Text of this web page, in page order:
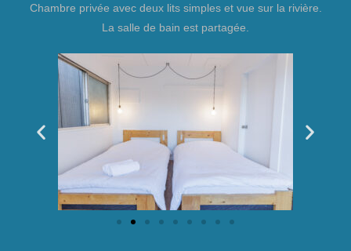
Chambre privée avec deux lits simples et vue sur la rivière.
La salle de bain est partagée.